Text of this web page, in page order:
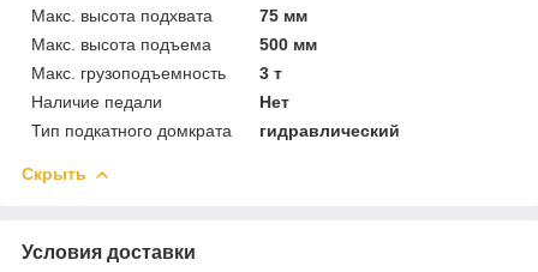
Макс. высота подхвата
75 мм
Макс. высота подъема
500 мм
Макс. грузоподъемность
3 т
Наличие педали
Нет
Тип подкатного домкрата
гидравлический
Скрыть
Условия доставки